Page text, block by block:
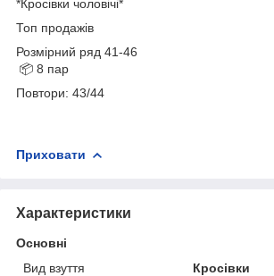
*Кросівки чоловічі*
Топ продажів
Розмірний ряд 41-46
📦 8 пар
Повтори: 43/44
Приховати
Характеристики
Основні
Вид взуття
Кросівки